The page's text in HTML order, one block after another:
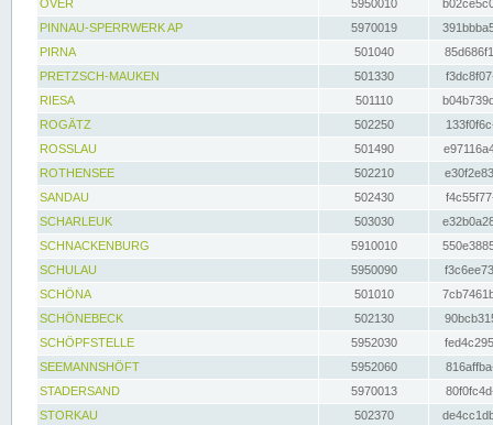
OVER
5950010
PINNAU-SPERRWERK AP
5970019
PIRNA
501040
PRETZSCH-MAUKEN
501330
RIESA
501110
ROGÄTZ
502250
ROSSLAU
501490
ROTHENSEE
502210
SANDAU
502430
SCHARLEUK
503030
SCHNACKENBURG
5910010
SCHULAU
5950090
SCHÖNA
501010
SCHÖNEBECK
502130
SCHÖPFSTELLE
5952030
SEEMANNSHÖFT
5952060
STADERSAND
5970013
STORKAU
502370